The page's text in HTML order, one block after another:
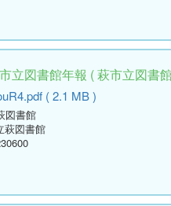
図書館年報 ( 萩市立図書
( 2.1 MB )
図書館
萩図書館